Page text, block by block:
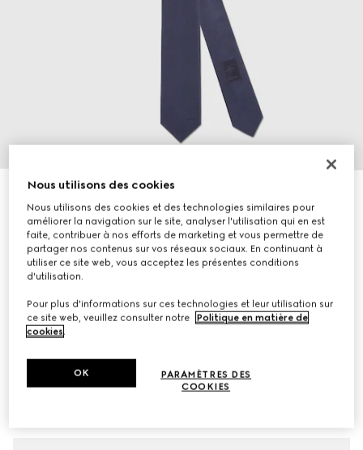
Cravate en soie avec détail Double G
CA$230
Déclinaisons bleu foncé
Nous utilisons des cookies
Nous utilisons des cookies et des technologies similaires pour
améliorer la navigation sur le site, analyser l'utilisation qui en est
faite, contribuer à nos efforts de marketing et vous permettre de
partager nos contenus sur vos réseaux sociaux. En continuant à
utiliser ce site web, vous acceptez les présentes conditions
d'utilisation.
Pour plus d'informations sur ces technologies et leur utilisation sur
ce site web, veuillez consulter notre
Politique en matière de
cookies.
PARAMÈTRES DES
COOKIES
OK